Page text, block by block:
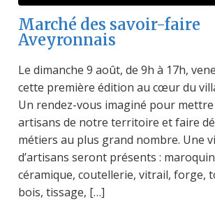
Marché des savoir-faire
Aveyronnais
Le dimanche 9 août, de 9h à 17h,
cette première édition au cœur du
Un rendez-vous imaginé pour mettre
artisans de notre territoire et faire
métiers au plus grand nombre. Une
d’artisans seront présents :
céramique, coutellerie, vitrail, forge,
bois, tissage, […]